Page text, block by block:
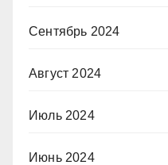
Сентябрь 2024
Август 2024
Июль 2024
Июнь 2024